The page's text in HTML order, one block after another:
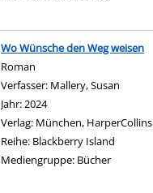
Wo Wünsche den Weg weisen
Roman
Verfasser: Mallery, Susan
Jahr:2024
Verlag: München, HarperCollins
Reihe: Blackberry Island
Mediengruppe: Bücher